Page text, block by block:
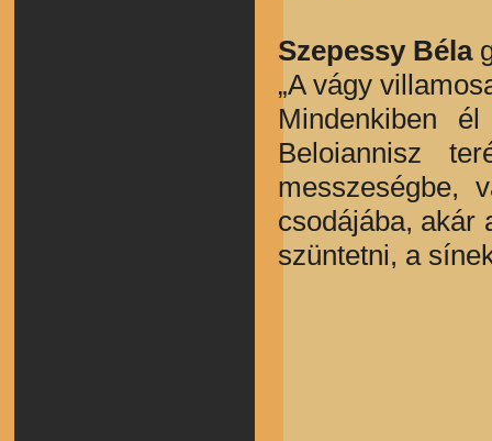
Szepessy Béla
„A vágy
Mindenkiben
Beloiannisz
messzeségbe,
csodájába, akár
szüntetni, a